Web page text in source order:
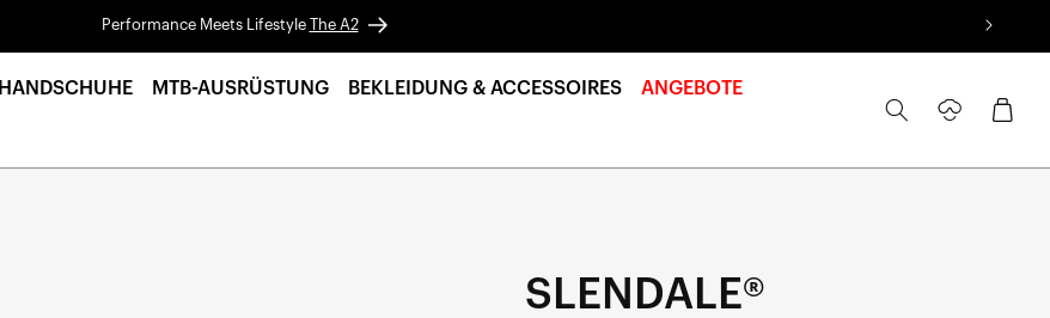
Performance Meets Lifestyle The A2
HANDSCHUHE MTB-AUSRÜSTUNG BEKLEIDUNG & ACCESSOIRES ANGEBOTE
AnmeldenWarenkorb
SLENDALE®